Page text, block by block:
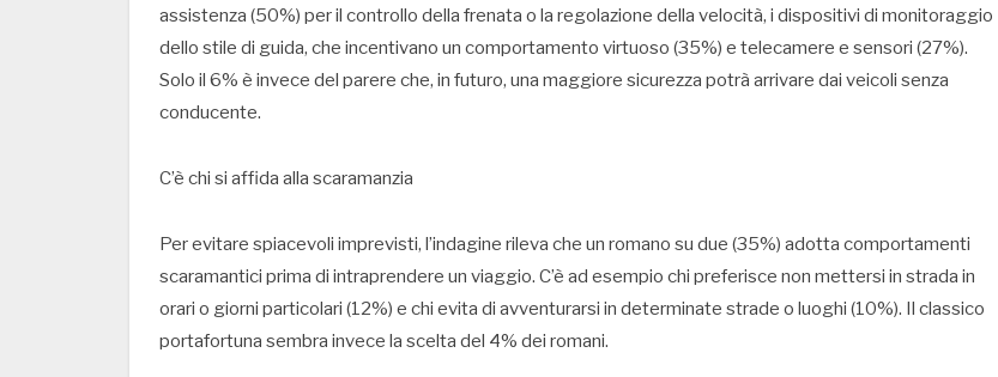
assistenza (50%) per il controllo della frenata o la regolazione della velocità, i dispositivi di monitoraggio
dello stile di guida, che incentivano un comportamento virtuoso (35%) e telecamere e sensori (27%).
Solo il 6% è invece del parere che, in futuro, una maggiore sicurezza potrà arrivare dai veicoli senza
conducente.
C’è chi si affida alla scaramanzia
Per evitare spiacevoli imprevisti, l’indagine rileva che un romano su due (35%) adotta comportamenti
scaramantici prima di intraprendere un viaggio. C’è ad esempio chi preferisce non mettersi in strada in
orari o giorni particolari (12%) e chi evita di avventurarsi in determinate strade o luoghi (10%). Il classico
portafortuna sembra invece la scelta del 4% dei romani.